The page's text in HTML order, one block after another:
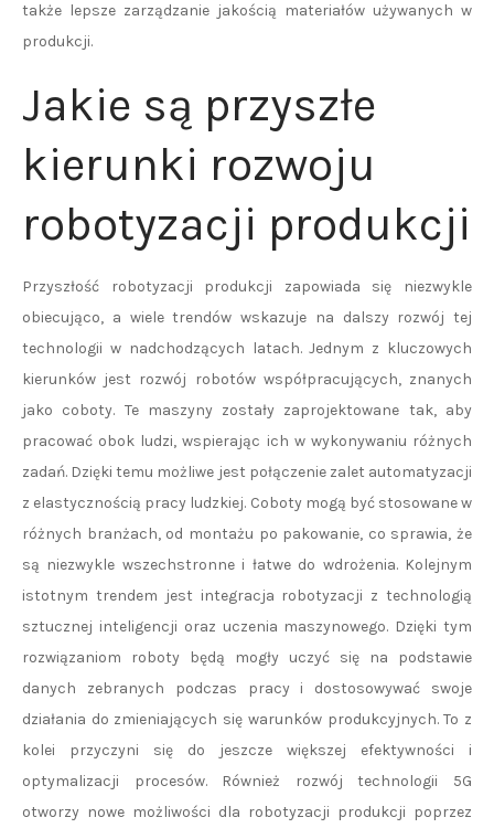
także lepsze zarządzanie jakością materiałów używanych w
produkcji.
Jakie są przyszłe
kierunki rozwoju
robotyzacji produkcji
Przyszłość robotyzacji produkcji zapowiada się niezwykle
obiecująco, a wiele trendów wskazuje na dalszy rozwój tej
technologii w nadchodzących latach. Jednym z kluczowych
kierunków jest rozwój robotów współpracujących, znanych
jako coboty. Te maszyny zostały zaprojektowane tak, aby
pracować obok ludzi, wspierając ich w wykonywaniu różnych
zadań. Dzięki temu możliwe jest połączenie zalet automatyzacji
z elastycznością pracy ludzkiej. Coboty mogą być stosowane w
różnych branżach, od montażu po pakowanie, co sprawia, że
są niezwykle wszechstronne i łatwe do wdrożenia. Kolejnym
istotnym trendem jest integracja robotyzacji z technologią
sztucznej inteligencji oraz uczenia maszynowego. Dzięki tym
rozwiązaniom roboty będą mogły uczyć się na podstawie
danych zebranych podczas pracy i dostosowywać swoje
działania do zmieniających się warunków produkcyjnych. To z
kolei przyczyni się do jeszcze większej efektywności i
optymalizacji procesów. Również rozwój technologii 5G
otworzy nowe możliwości dla robotyzacji produkcji poprzez